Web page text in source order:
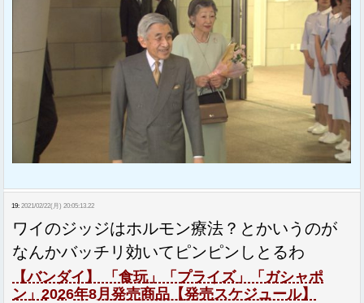
19: 2021/02/22(月) 20:05:13.22
ワイのジッジはホルモン療法？とかいうのが
なんかバッチリ効いてピンピンしとるわ
【バンダイ】 「食玩」「プライズ」「ガシャポ
ン」2026年8月発売商品【発売スケジュール】